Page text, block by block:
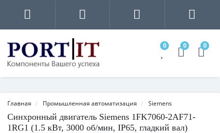
0 0 0
Главная Промышленная автоматизация Siemens
Синхронный двигатель Siemens 1FK7060-2AF71-
1RG1 (1.5 кВт, 3000 об/мин, IP65, гладкий вал)